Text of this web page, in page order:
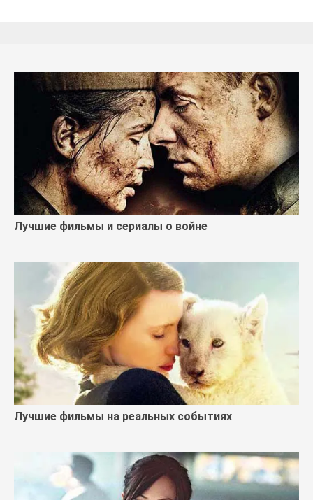
Лучшие фильмы и сериалы о войне
Лучшие фильмы на реальных событиях